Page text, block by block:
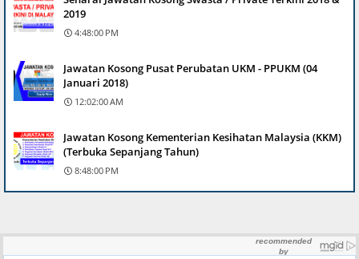
2019
4:48:00 PM
Jawatan Kosong Pusat Perubatan UKM - PPUKM (04
Januari 2018)
12:02:00 AM
Jawatan Kosong Kementerian Kesihatan Malaysia (KKM)
(Terbuka Sepanjang Tahun)
8:48:00 PM